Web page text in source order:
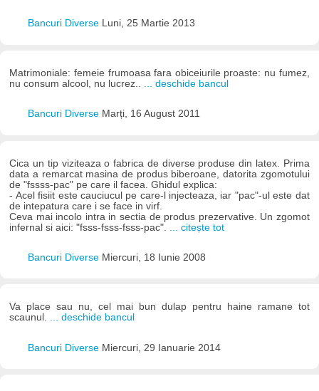
Bancuri Diverse Luni, 25 Martie 2013
Matrimoniale: femeie frumoasa fara obiceiurile proaste: nu fumez,
nu consum alcool, nu lucrez..
... deschide bancul
Bancuri Diverse Marți, 16 August 2011
Cica un tip viziteaza o fabrica de diverse produse din latex. Prima
data a remarcat masina de produs biberoane, datorita zgomotului
de "fssss-pac" pe care il facea. Ghidul explica:
- Acel fisiit este cauciucul pe care-l injecteaza, iar "pac"-ul este dat
de intepatura care i se face in virf.
Ceva mai incolo intra in sectia de produs prezervative. Un zgomot
infernal si aici: "fsss-fsss-fsss-pac".
... citește tot
Bancuri Diverse Miercuri, 18 Iunie 2008
Va place sau nu, cel mai bun dulap pentru haine ramane tot
scaunul. ... deschide bancul
Bancuri Diverse Miercuri, 29 Ianuarie 2014